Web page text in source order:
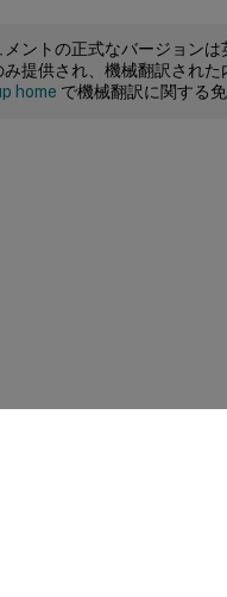
メントの正式なバージョン
提供され、機械翻訳され
home で機械翻訳に関する